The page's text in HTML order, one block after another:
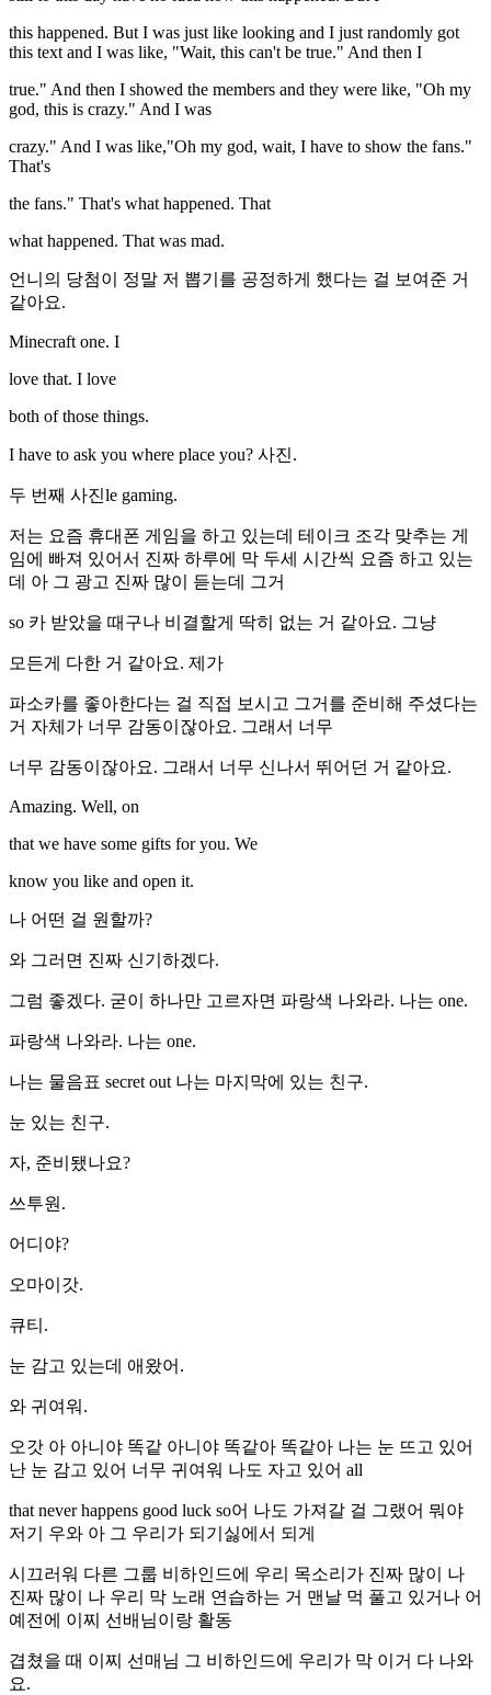
this happened. But I was just like looking and I just randomly got
this text and I was like, "Wait, this can't be true." And then I
true." And then I showed the members and they were like, "Oh my
god, this is crazy." And I was
crazy." And I was like,"Oh my god, wait, I have to show the fans."
That's
the fans." That's what happened. That
what happened. That was mad.
언니의 당첨이 정말 저 뽑기를 공정하게 했다는 걸 보여준 거
같아요.
Minecraft one. I
love that. I love
both of those things.
I have to ask you where place you? 사진.
두 번째 사진le gaming.
저는 요즘 휴대폰 게임을 하고 있는데 테이크 조각 맞추는 게
임에 빠져 있어서 진짜 하루에 막 두세 시간씩 요즘 하고 있는
데 아 그 광고 진짜 많이 듣는데 그거
so 카 받았을 때구나 비결할게 딱히 없는 거 같아요. 그냥
모든게 다한 거 같아요. 제가
파소카를 좋아한다는 걸 직접 보시고 그거를 준비해 주셨다는
거 자체가 너무 감동이잖아요. 그래서 너무
너무 감동이잖아요. 그래서 너무 신나서 뛰어던 거 같아요.
Amazing. Well, on
that we have some gifts for you. We
know you like and open it.
나 어떤 걸 원할까?
와 그러면 진짜 신기하겠다.
그럼 좋겠다. 굳이 하나만 고르자면 파랑색 나와라. 나는 one.
파랑색 나와라. 나는 one.
나는 물음표 secret out 나는 마지막에 있는 친구.
눈 있는 친구.
자, 준비됐나요?
쓰투원.
어디야?
오마이갓.
큐티.
눈 감고 있는데 애왔어.
와 귀여워.
오갓 아 아니야 똑같 아니야 똑같아 똑같아 나는 눈 뜨고 있어
난 눈 감고 있어 너무 귀여워 나도 자고 있어 all
that never happens good luck so어 나도 가져갈 걸 그랬어 뭐야
저기 우와 아 그 우리가 되기싫에서 되게
시끄러워 다른 그룹 비하인드에 우리 목소리가 진짜 많이 나
진짜 많이 나 우리 막 노래 연습하는 거 맨날 먹 풀고 있거나 어
예전에 이찌 선배님이랑 활동
겹쳤을 때 이찌 선매님 그 비하인드에 우리가 막 이거 다 나와
요.